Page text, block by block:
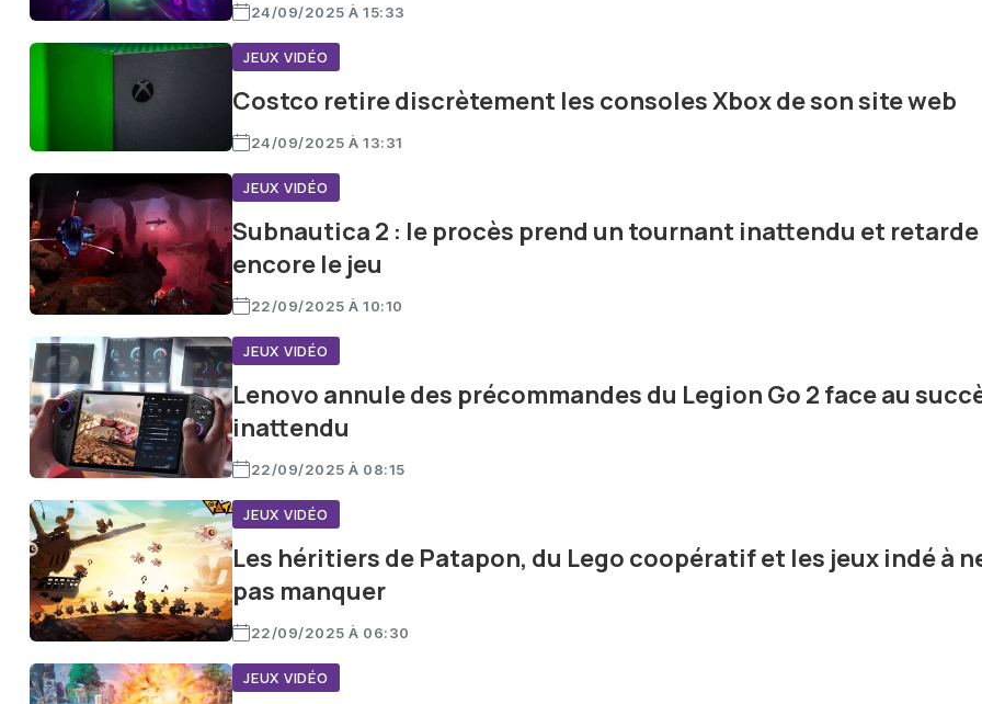
24/09/2025 À 15:33
JEUX VIDÉO
Costco retire discrètement les consoles Xbox de son site web
24/09/2025 À 13:31
JEUX VIDÉO
Subnautica 2 : le procès prend un tournant inattendu et retarde
encore le jeu
22/09/2025 À 10:10
JEUX VIDÉO
Lenovo annule des précommandes du Legion Go 2 face au
inattendu
22/09/2025 À 08:15
JEUX VIDÉO
Les héritiers de Patapon, du Lego coopératif et les jeux indé à
pas manquer
22/09/2025 À 06:30
JEUX VIDÉO